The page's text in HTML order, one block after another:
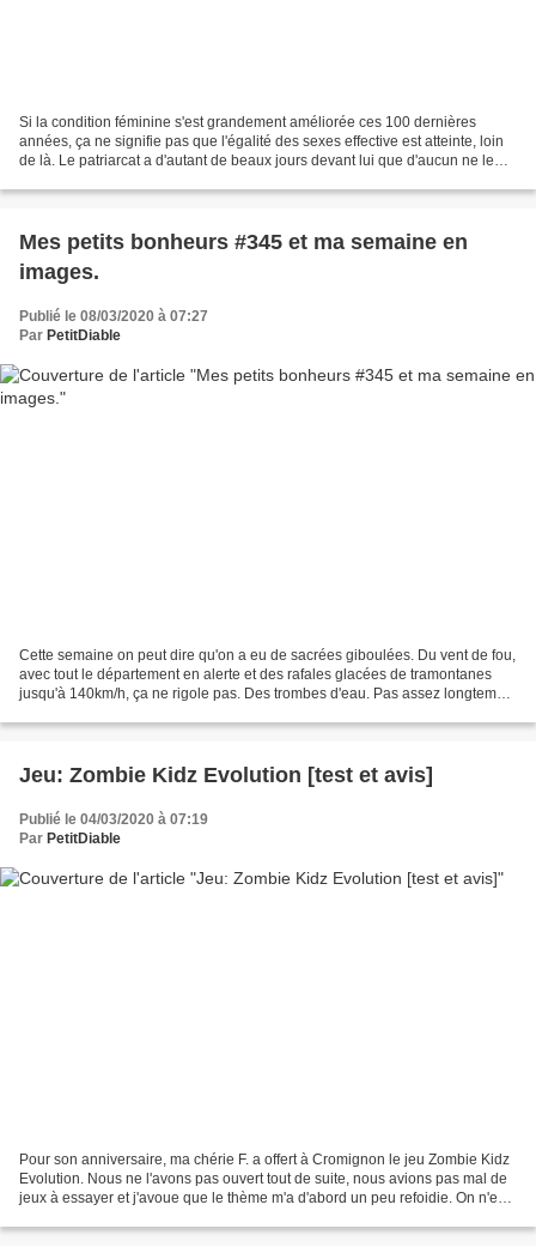
Si la condition féminine s'est grandement améliorée ces 100 dernières
années, ça ne signifie pas que l'égalité des sexes effective est atteinte, loin
de là. Le patriarcat a d'autant de beaux jours devant lui que d'aucun ne le
Mes petits bonheurs #345 et ma semaine en
images.
Publié le 08/03/2020 à 07:27
Par PetitDiable
Cette semaine on peut dire qu'on a eu de sacrées giboulées. Du vent de fou,
avec tout le département en alerte et des rafales glacées de tramontanes
jusqu'à 140km/h, ça ne rigole pas. Des trombes d'eau. Pas assez longtemps
Jeu: Zombie Kidz Evolution [test et avis]
Publié le 04/03/2020 à 07:19
Par PetitDiable
Pour son anniversaire, ma chérie F. a offert à Cromignon le jeu Zombie Kidz
Evolution. Nous ne l'avons pas ouvert tout de suite, nous avions pas mal de
jeux à essayer et j'avoue que le thème m'a d'abord un peu refoidie. On n'est